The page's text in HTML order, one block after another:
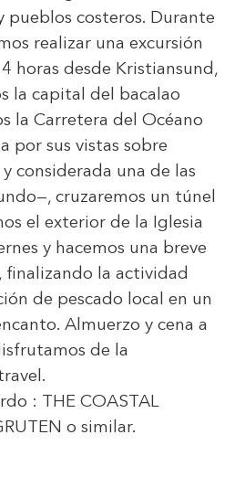
pueblos costeros. Durante
realizar una excursión
horas desde Kristiansund,
la capital del bacalao
la Carretera del Océano
por sus vistas sobre
considerada una de las
cruzaremos un túnel
el exterior de la Iglesia
y hacemos una breve
finalizando la actividad
de pescado local en un
Almuerzo y cena a
de la
:
THE COASTAL
o similar.